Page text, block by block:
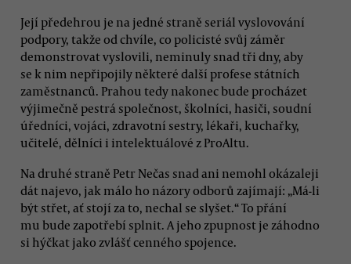
Její předehrou je na jedné straně seriál vyslovování
podpory, takže od chvíle, co policisté svůj záměr
demonstrovat vyslovili, neminuly snad tři dny, aby
se k nim nepřipojily některé další profese státních
zaměstnanců. Prahou tedy nakonec bude procházet
výjimečně pestrá společnost, školníci, hasiči, soudní
úředníci, vojáci, zdravotní sestry, lékaři, kuchařky,
učitelé, dělníci i intelektuálové z ProAltu.
Na druhé straně Petr Nečas snad ani nemohl okázaleji
dát najevo, jak málo ho názory odborů zajímají: „Má-li
být střet, ať stojí za to, nechal se slyšet.“ To přání
mu bude zapotřebí splnit. A jeho zpupnost je záhodno
si hýčkat jako zvlášť cenného spojence.